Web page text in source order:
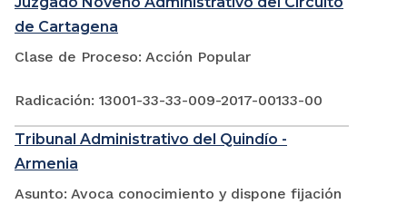
de Cartagena
Clase de Proceso: Acción Popular
Radicación: 13001-33-33-009-2017-00133-00
Tribunal Administrativo del Quindío -
Armenia
Asunto: Avoca conocimiento y dispone fijación